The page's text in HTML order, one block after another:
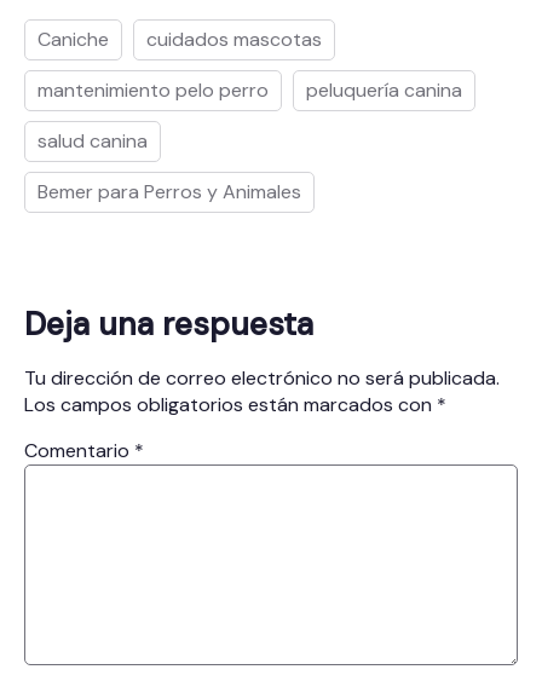
Caniche
cuidados mascotas
mantenimiento pelo perro
peluquería canina
salud canina
Bemer para Perros y Animales
Deja una respuesta
Tu dirección de correo electrónico no será publicada.
Los campos obligatorios están marcados con *
Comentario *